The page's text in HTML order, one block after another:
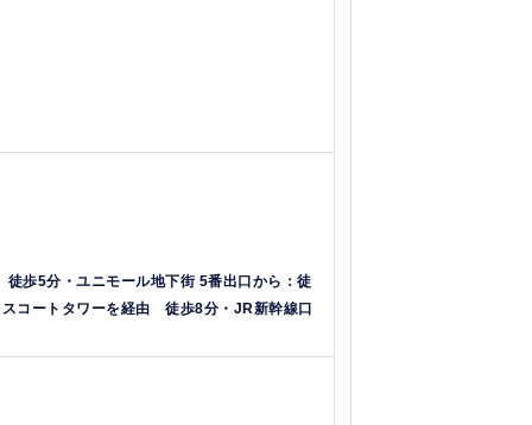
徒歩5分 ・ユニモール地下街 5番出口から：徒
スコートタワーを経由 徒歩8分 ・JR新幹線口